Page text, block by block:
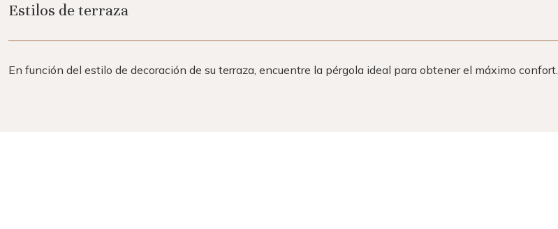
Estilos de terraza
En función del estilo de decoración de su terraza, encuentre la pérgola ideal para obtener el máximo confort.